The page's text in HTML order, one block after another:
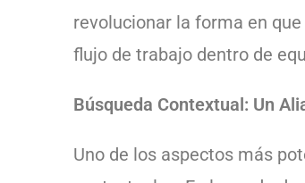
revolucionar la forma en
flujo de trabajo dentro de
Búsqueda Contextual: Un
Uno de los aspectos más